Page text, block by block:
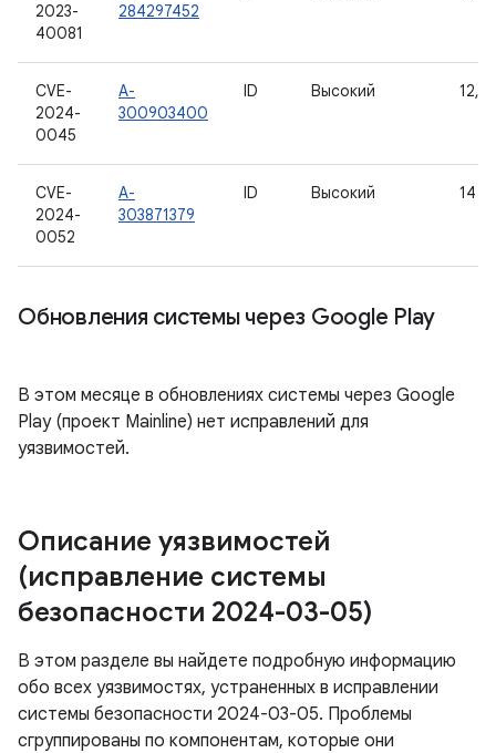
2023-
40081
284297452
CVE-
2024-
0045
A-
300903400
ID Высокий 12,
CVE-
2024-
0052
A-
303871379
ID Высокий 14
Обновления системы через Google Play
В этом месяце в обновлениях системы через Google
Play (проект Mainline) нет исправлений для
уязвимостей.
Описание уязвимостей
(исправление системы
безопасности 2024-03-05)
В этом разделе вы найдете подробную информацию
обо всех уязвимостях, устраненных в исправлении
системы безопасности 2024-03-05. Проблемы
сгруппированы по компонентам, которые они